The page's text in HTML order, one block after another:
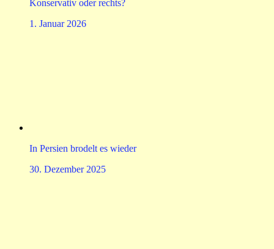
Konservativ oder rechts?
1. Januar 2026
In Persien brodelt es wieder
30. Dezember 2025